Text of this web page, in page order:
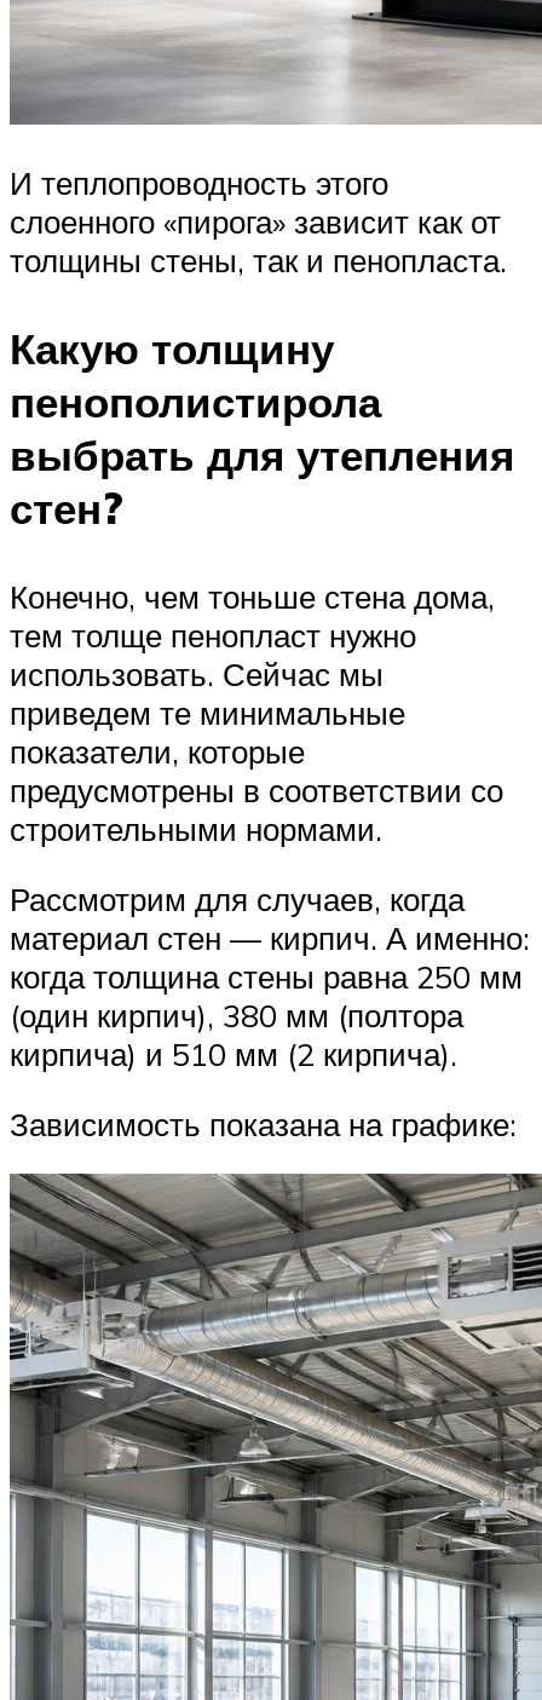
И теплопроводность этого
слоенного «пирога» зависит как от
толщины стены, так и пенопласта.
Какую толщину
пенополистирола
выбрать для утепления
стен?
Конечно, чем тоньше стена дома,
тем толще пенопласт нужно
использовать. Сейчас мы
приведем те минимальные
показатели, которые
предусмотрены в соответствии со
строительными нормами.
Рассмотрим для случаев, когда
материал стен — кирпич. А именно:
когда толщина стены равна 250 мм
(один кирпич), 380 мм (полтора
кирпича) и 510 мм (2 кирпича).
Зависимость показана на графике: